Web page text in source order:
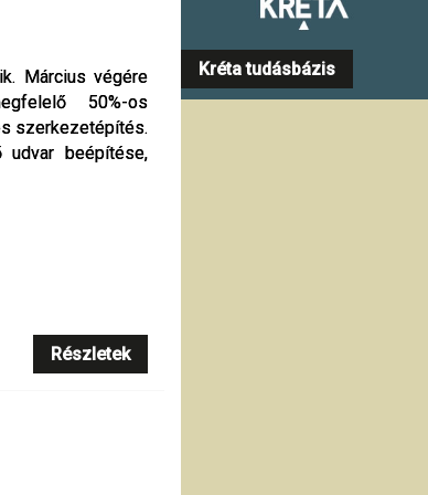
Március végére
50%-os
szerkezetépítés.
beépítése,
Részletek
Március végére
50%-os
szerkezetépítés.
beépítése,
Részletek
Kréta tudásbázis